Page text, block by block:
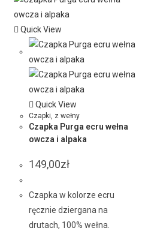
Quick View
Quick View
Czapki, z wełny
Czapka Purga ecru wełna
owcza i alpaka
149,00zł
Czapka w kolorze ecru
ręcznie dziergana na
drutach, 100% wełna.